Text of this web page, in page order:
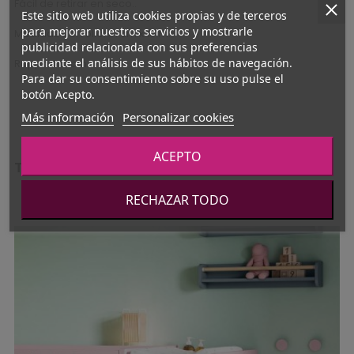
Medidas del rollo: 61 cm x 10 m.
Rapport 61 cm
También podría gustarte
Este sitio web utiliza cookies propias y de terceros
para mejorar nuestros servicios y mostrarle
publicidad relacionada con sus preferencias
mediante el análisis de sus hábitos de navegación.
Para dar su consentimiento sobre su uso pulse el
botón Acepto.
Más información Personalizar cookies
RECHAZAR TODO
ACEPTO